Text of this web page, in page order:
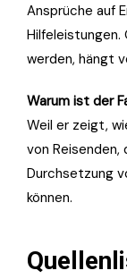
Ansprüche auf
Hilfeleistungen.
werden, hängt
Warum ist der
Weil er zeigt,
von Reisenden,
Durchsetzung
können.